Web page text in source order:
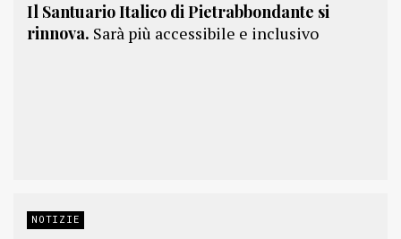
Il Santuario Italico di Pietrabbondante si
rinnova. Sarà più accessibile e inclusivo
NOTIZIE